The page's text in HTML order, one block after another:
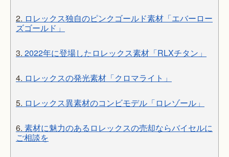
2. ロレックス独自のピンクゴールド素材「エバーロー
ズゴールド」
3. 2022年に登場したロレックス素材「RLXチタン」
4. ロレックスの発光素材「クロマライト」
5. ロレックス異素材のコンビモデル「ロレゾール」
6. 素材に魅力のあるロレックスの売却ならバイセルに
ご相談を